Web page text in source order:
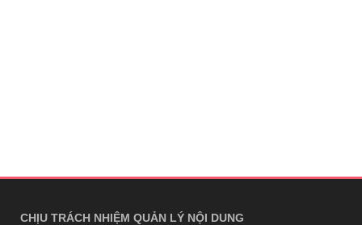
CHỊU TRÁCH NHIỆM QUẢN LÝ NỘI DUNG